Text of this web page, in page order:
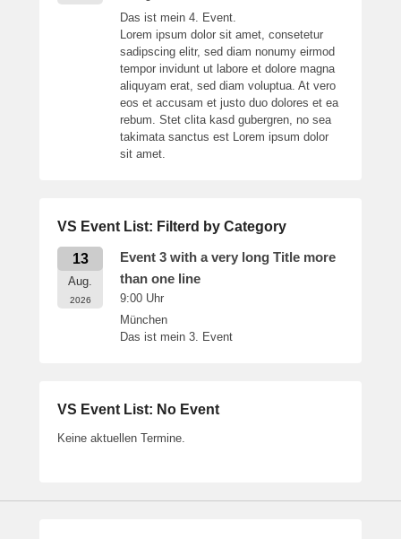
Das ist mein 4. Event.
Lorem ipsum dolor sit amet, consetetur
sadipscing elitr, sed diam nonumy eirmod
tempor invidunt ut labore et dolore magna
aliquyam erat, sed diam voluptua. At vero
eos et accusam et justo duo dolores et ea
rebum. Stet clita kasd gubergren, no sea
takimata sanctus est Lorem ipsum dolor
sit amet.
VS Event List: Filterd by Category
13
Aug.
2026
Event 3 with a very long Title more
than one line
9:00 Uhr
München
Das ist mein 3. Event
VS Event List: No Event
Keine aktuellen Termine.